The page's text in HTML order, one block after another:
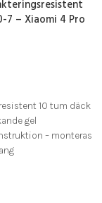
7 – Xiaomi 4 Pro
10 tum däck
gel
– monteras